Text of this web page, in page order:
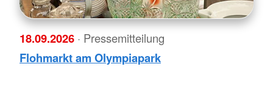
18.09.2026 · Pressemitteilung
Flohmarkt am Olympiapark